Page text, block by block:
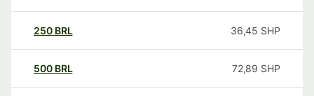
250 BRL 36,45 SHP
500 BRL 72,89 SHP